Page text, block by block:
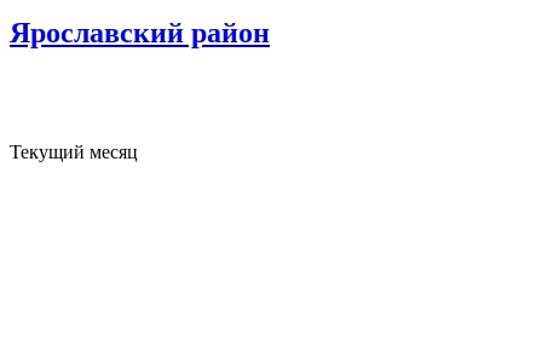
Ярославский район
Текущий месяц